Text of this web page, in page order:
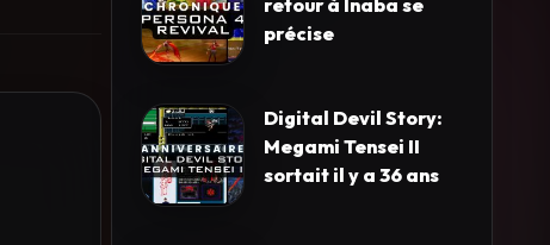
précise
Digital Devil Story:
Megami Tensei II
sortait il y a 36 ans